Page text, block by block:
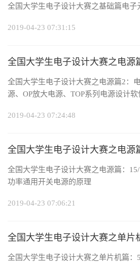
全国大学生电子设计大赛之基础篇电子
2019-04-23 07:31:15
全国大学生电子设计大赛之电源
全国大学生电子设计大赛之电源篇2：
源、OP放大电源、TOP系列电源设计
2019-04-23 07:24:48
全国大学生电子设计大赛之电源
全国大学生电子设计大赛之电源篇：
功率通用开关电源的原理
2019-04-23 07:06:21
全国大学生电子设计大赛之单片
全国大学生电子设计大赛之单片机篇：